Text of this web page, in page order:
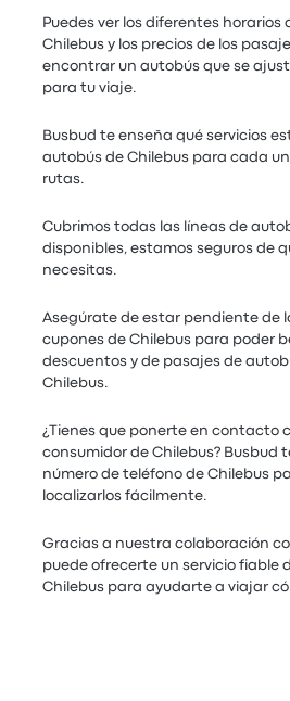
Puedes ver los diferentes horarios
Chilebus y los precios de los
encontrar un autobús que se
para tu viaje.
Busbud te enseña qué servicios
autobús de Chilebus para cada
rutas.
Cubrimos todas las líneas de
disponibles, estamos seguros de
necesitas.
Asegúrate de estar pendiente de
cupones de Chilebus para poder
descuentos y de pasajes de
Chilebus.
¿Tienes que ponerte en contacto
consumidor de Chilebus? Busbud
número de teléfono de Chilebus
localizarlos fácilmente.
Gracias a nuestra colaboración
puede ofrecerte un servicio fiable
Chilebus para ayudarte a viajar